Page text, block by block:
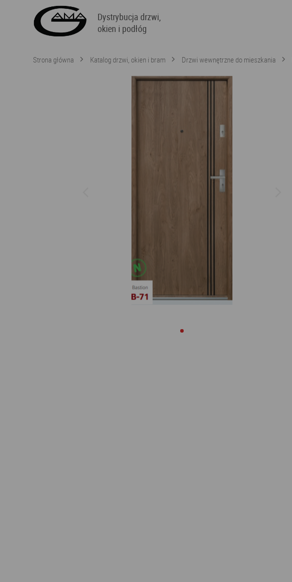
Dystrybucja drzwi,
okien i podłóg
Strona główna Katalog drzwi, okien i bram Drzwi wewnętrzne do mieszkania